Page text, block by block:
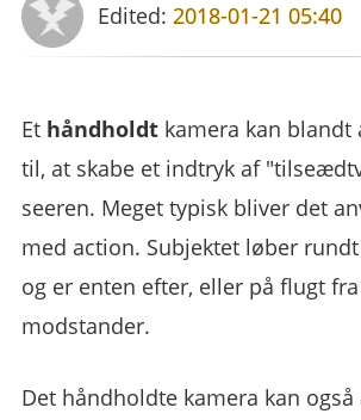
Edited:2018-01-21 05:40
Et håndholdt kamera kan blandt
til, at skabe et indtryk af
seeren. Meget typisk bliver det
med action. Subjektet løber
og er enten efter, eller på flugt
modstander.
Det håndholdte kamera kan